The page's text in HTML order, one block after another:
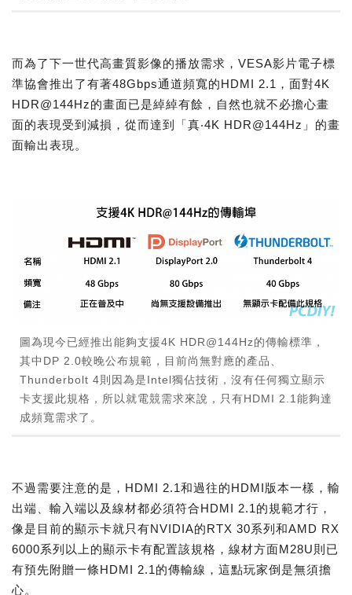
而為了下一世代高畫質影像的播放需求，VESA影片電子標
準協會推出了有著48Gbps通道頻寬的HDMI 2.1，面對4K
HDR@144Hz的畫面已是綽綽有餘，自然也就不必擔心畫
面的表現受到減損，從而達到「真‧4K HDR@144Hz」的畫
面輸出表現。
圖為現今已經推出能夠支援4K HDR@144Hz的傳輸標準，
其中DP 2.0較晚公布規範，目前尚無對應的產品、
Thunderbolt 4則因為是Intel獨佔技術，沒有任何獨立顯示
卡支援此規格，所以就電競需求來說，只有HDMI 2.1能夠達
成頻寬需求了。
不過需要注意的是，HDMI 2.1和過往的HDMI版本一樣，輸
出端、輸入端以及線材都必須符合HDMI 2.1的規範才行，
像是目前的顯示卡就只有NVIDIA的RTX 30系列和AMD RX
6000系列以上的顯示卡有配置該規格，線材方面M28U則已
有預先附贈一條HDMI 2.1的傳輸線，這點玩家倒是無須擔
心。